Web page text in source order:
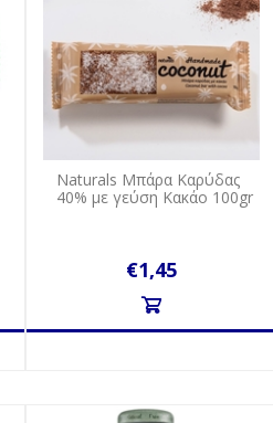
Naturals Μπάρα Καρύδας
40% με γεύση Κακάο 100gr
€1,45